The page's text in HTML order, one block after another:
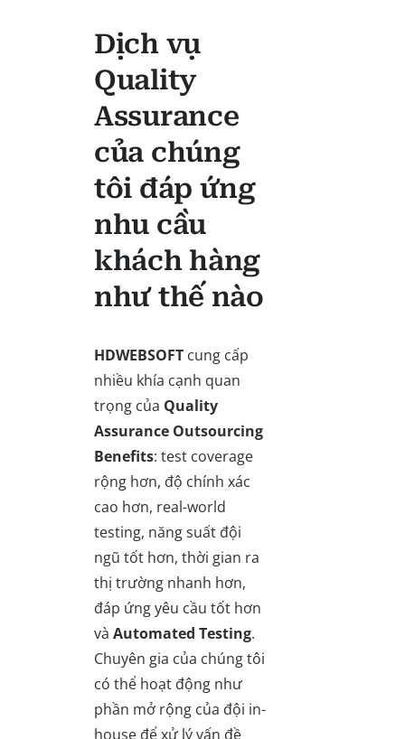
Dịch vụ
Quality
Assurance
của chúng
tôi đáp ứng
nhu cầu
khách hàng
như thế nào
HDWEBSOFT cung cấp
nhiều khía cạnh quan
trọng của Quality
Assurance Outsourcing
Benefits: test coverage
rộng hơn, độ chính xác
cao hơn, real-world
testing, năng suất đội
ngũ tốt hơn, thời gian ra
thị trường nhanh hơn,
đáp ứng yêu cầu tốt hơn
và Automated Testing.
Chuyên gia của chúng tôi
có thể hoạt động như
phần mở rộng của đội in-
house để xử lý vấn đề